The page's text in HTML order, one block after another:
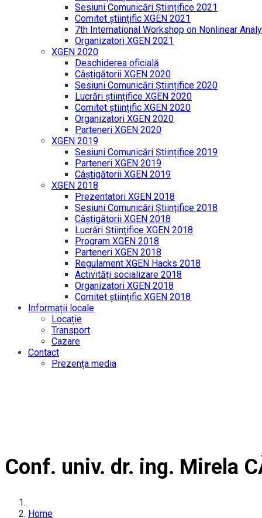
Sesiuni Comunicări Științifice 2021
Comitet științific XGEN 2021
7th International Workshop on Nonlinear
Organizatori XGEN 2021
XGEN 2020
Deschiderea oficială
Câștigătorii XGEN 2020
Sesiuni Comunicări Științifice 2020
Lucrări științifice XGEN 2020
Comitet științific XGEN 2020
Organizatori XGEN 2020
Parteneri XGEN 2020
XGEN 2019
Sesiuni Comunicări Științifice 2019
Parteneri XGEN 2019
Câștigătorii XGEN 2019
XGEN 2018
Prezentatori XGEN 2018
Sesiuni Comunicări Științifice 2018
Câștigătorii XGEN 2018
Lucrări Științifice XGEN 2018
Program XGEN 2018
Parteneri XGEN 2018
Regulament XGEN Hacks 2018
Activități socializare 2018
Organizatori XGEN 2018
Comitet științific XGEN 2018
Informații locale
Locație
Transport
Cazare
Contact
Prezența media
Conf. univ. dr. ing. Mirela
Home